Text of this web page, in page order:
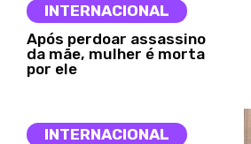
INTERNACIONAL
Após perdoar assassino
da mãe, mulher é morta
por ele
INTERNACIONAL